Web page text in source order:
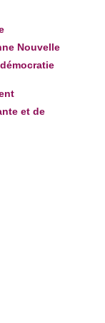
Nouvelle
et de